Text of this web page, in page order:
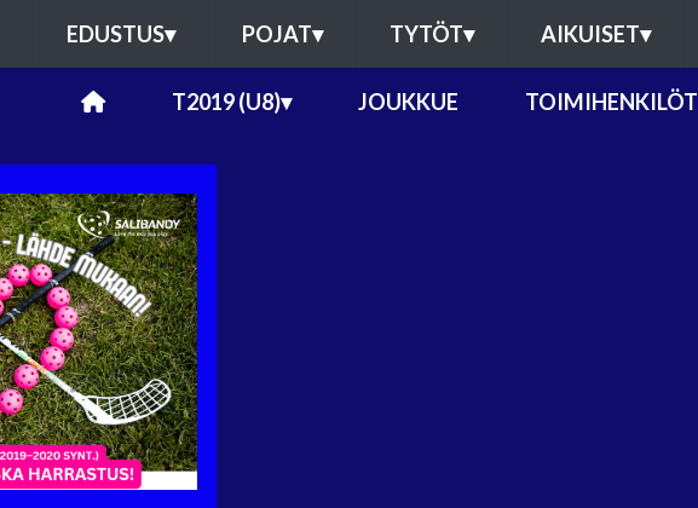
EDUSTUS▾ POJAT▾ TYTÖT▾ AIKUISET▾
T2019 (U8)▾ JOUKKUE TOIMIHENKILÖT